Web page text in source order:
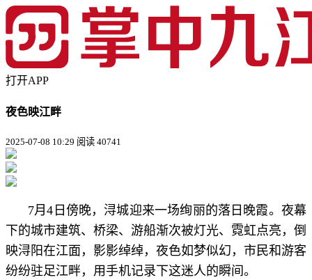
打开APP
夜色映江畔
2025-07-08 10:29 阅读 40741
7月4日傍晚，浔城迎来一场绚丽的落日晚霞。夜幕
下的城市建筑、桥梁、游船渐次被灯光、霓虹点亮，倒
映浔阳在江面，影影绰绰，夜色如梦似幻，市民和游客
纷纷驻足江畔，用手机记录下这迷人的瞬间。